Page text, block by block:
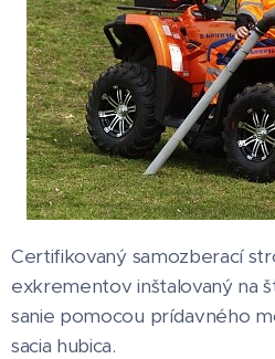
Certifikovaný samozberací
exkrementov inštalovaný na
sanie pomocou prídavného
sacia hubica.